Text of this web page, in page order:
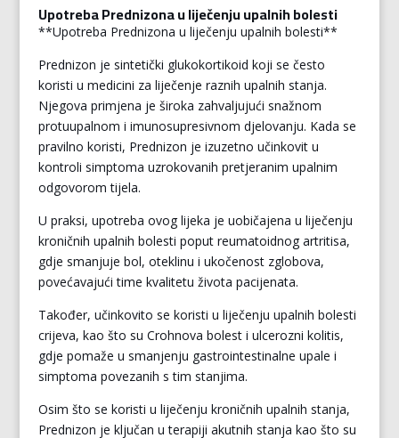
Upotreba Prednizona u liječenju upalnih bolesti
**Upotreba Prednizona u liječenju upalnih bolesti**
Prednizon je sintetički glukokortikoid koji se često
koristi u medicini za liječenje raznih upalnih stanja.
Njegova primjena je široka zahvaljujući snažnom
protuupalnom i imunosupresivnom djelovanju. Kada se
pravilno koristi, Prednizon je izuzetno učinkovit u
kontroli simptoma uzrokovanih pretjeranim upalnim
odgovorom tijela.
U praksi, upotreba ovog lijeka je uobičajena u liječenju
kroničnih upalnih bolesti poput reumatoidnog artritisa,
gdje smanjuje bol, oteklinu i ukočenost zglobova,
povećavajući time kvalitetu života pacijenata.
Također, učinkovito se koristi u liječenju upalnih bolesti
crijeva, kao što su Crohnova bolest i ulcerozni kolitis,
gdje pomaže u smanjenju gastrointestinalne upale i
simptoma povezanih s tim stanjima.
Osim što se koristi u liječenju kroničnih upalnih stanja,
Prednizon je ključan u terapiji akutnih stanja kao što su